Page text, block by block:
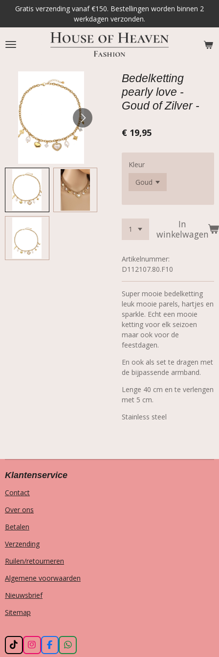
naar
de
hoofdinhoud
Gratis verzending vanaf €150. Bestellingen worden binnen 2
werkdagen verzonden.
Bedelketting
pearly love -
Goud of Zilver -
€ 19,95
Kleur
In
winkelwagen
Artikelnummer:
D112107.80.F10
Super mooie bedelketting
leuk mooie parels, hartjes en
sparkle. Echt een mooie
ketting voor elk seizoen
maar ook voor de
feestdagen.
En ook als set te dragen met
de bijpassende armband.
Lenge 40 cm en te verlengen
met 5 cm.
Stainless steel
Klantenservice
Contact
Over ons
Betalen
Verzending
Ruilen/retourneren
Algemene voorwaarden
Nieuwsbrief
Sitemap
T
I
F
W